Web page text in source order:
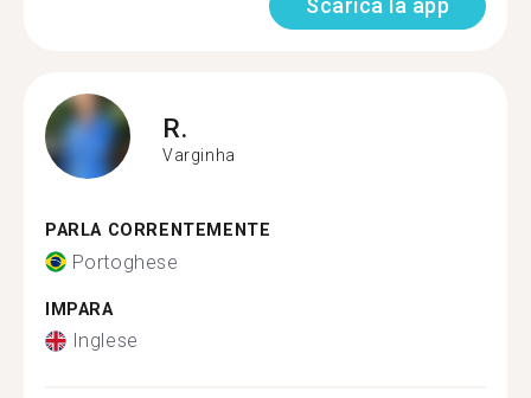
Scarica la app
R.
Varginha
PARLA CORRENTEMENTE
Portoghese
IMPARA
Inglese